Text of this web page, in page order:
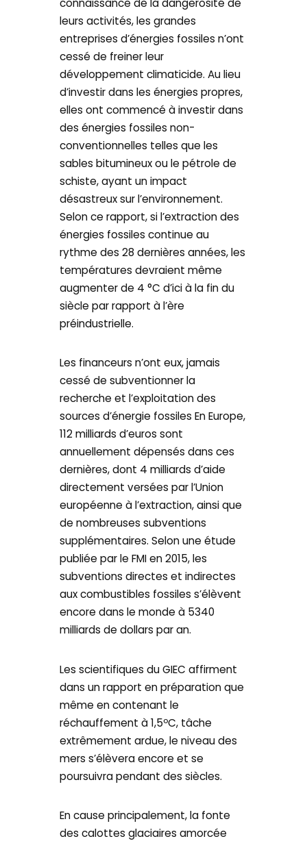
connaissance de la dangerosité de
leurs activités, les grandes
entreprises d’énergies fossiles n’ont
cessé de freiner leur
développement climaticide. Au lieu
d’investir dans les énergies propres,
elles ont commencé à investir dans
des énergies fossiles non-
conventionnelles telles que les
sables bitumineux ou le pétrole de
schiste, ayant un impact
désastreux sur l’environnement.
Selon ce rapport, si l’extraction des
énergies fossiles continue au
rythme des 28 dernières années, les
températures devraient même
augmenter de 4 °C d’ici à la fin du
siècle par rapport à l’ère
préindustrielle.
Les financeurs n’ont eux, jamais
cessé de subventionner la
recherche et l’exploitation des
sources d’énergie fossiles En Europe,
112 milliards d’euros sont
annuellement dépensés dans ces
dernières, dont 4 milliards d’aide
directement versées par l’Union
européenne à l’extraction, ainsi que
de nombreuses subventions
supplémentaires. Selon une étude
publiée par le FMI en 2015, les
subventions directes et indirectes
aux combustibles fossiles s’élèvent
encore dans le monde à 5340
milliards de dollars par an.
Les scientifiques du GIEC affirment
dans un rapport en préparation que
même en contenant le
réchauffement à 1,5ºC, tâche
extrêmement ardue, le niveau des
mers s’élèvera encore et se
poursuivra pendant des siècles.
En cause principalement, la fonte
des calottes glaciaires amorcée